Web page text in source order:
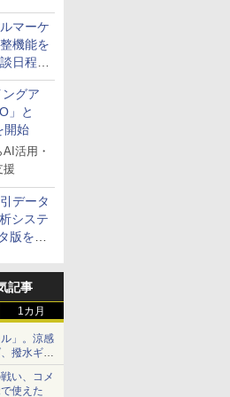
ビス」
マーケ
機能を
日程調
グア
」と
開始
活用・
援
データ
システ
版を提
記事
1カ月
」。涼感
撥水ギア
い、コメ
使えた